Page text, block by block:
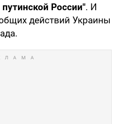
России". И
действий Украины